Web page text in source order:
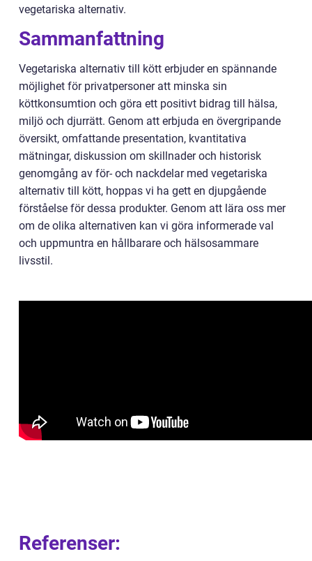
vegetariska alternativ.
Sammanfattning
Vegetariska alternativ till kött erbjuder en spännande
möjlighet för privatpersoner att minska sin
köttkonsumtion och göra ett positivt bidrag till hälsa,
miljö och djurrätt. Genom att erbjuda en övergripande
översikt, omfattande presentation, kvantitativa
mätningar, diskussion om skillnader och historisk
genomgång av för- och nackdelar med vegetariska
alternativ till kött, hoppas vi ha gett en djupgående
förståelse för dessa produkter. Genom att lära oss mer
om de olika alternativen kan vi göra informerade val
och uppmuntra en hållbarare och hälsosammare
livsstil.
Referenser: